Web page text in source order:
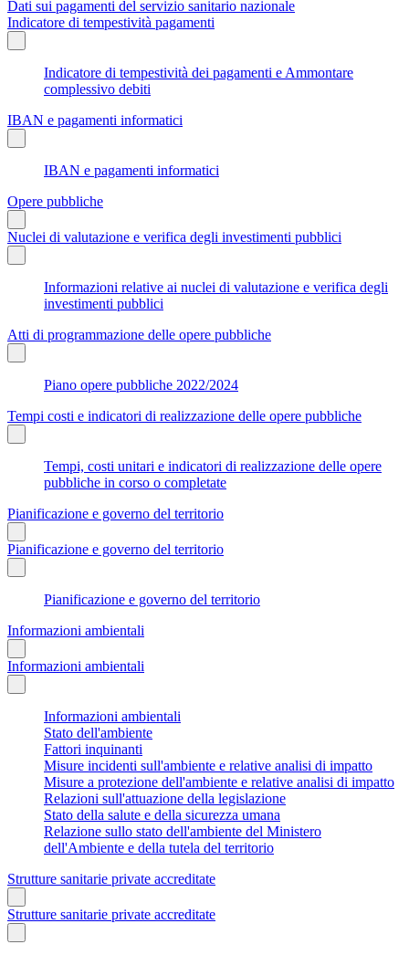
Dati sui pagamenti del servizio sanitario nazionale
Indicatore di tempestività pagamenti
Indicatore di tempestività dei pagamenti e Ammontare
complessivo debiti
IBAN e pagamenti informatici
IBAN e pagamenti informatici
Opere pubbliche
Nuclei di valutazione e verifica degli investimenti pubblici
Informazioni relative ai nuclei di valutazione e verifica degli
investimenti pubblici
Atti di programmazione delle opere pubbliche
Piano opere pubbliche 2022/2024
Tempi costi e indicatori di realizzazione delle opere pubbliche
Tempi, costi unitari e indicatori di realizzazione delle opere
pubbliche in corso o completate
Pianificazione e governo del territorio
Pianificazione e governo del territorio
Pianificazione e governo del territorio
Informazioni ambientali
Informazioni ambientali
Informazioni ambientali
Stato dell'ambiente
Fattori inquinanti
Misure incidenti sull'ambiente e relative analisi di impatto
Misure a protezione dell'ambiente e relative analisi di impatto
Relazioni sull'attuazione della legislazione
Stato della salute e della sicurezza umana
Relazione sullo stato dell'ambiente del Ministero
dell'Ambiente e della tutela del territorio
Strutture sanitarie private accreditate
Strutture sanitarie private accreditate